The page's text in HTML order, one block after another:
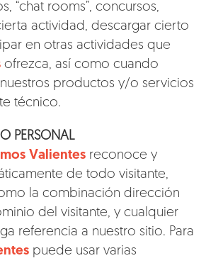
“chat rooms”, concursos,
actividad, descargar cierto
en otras actividades que
ofrezca, así como cuando
productos y/o servicios
técnico.
PERSONAL
Valientes reconoce y
de todo visitante,
la combinación dirección
del visitante, y cualquier
referencia a nuestro sitio. Para
puede usar varias